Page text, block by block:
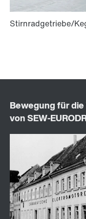
Transparenz über
Darüber hinaus
verfügbare
setzen oder nach